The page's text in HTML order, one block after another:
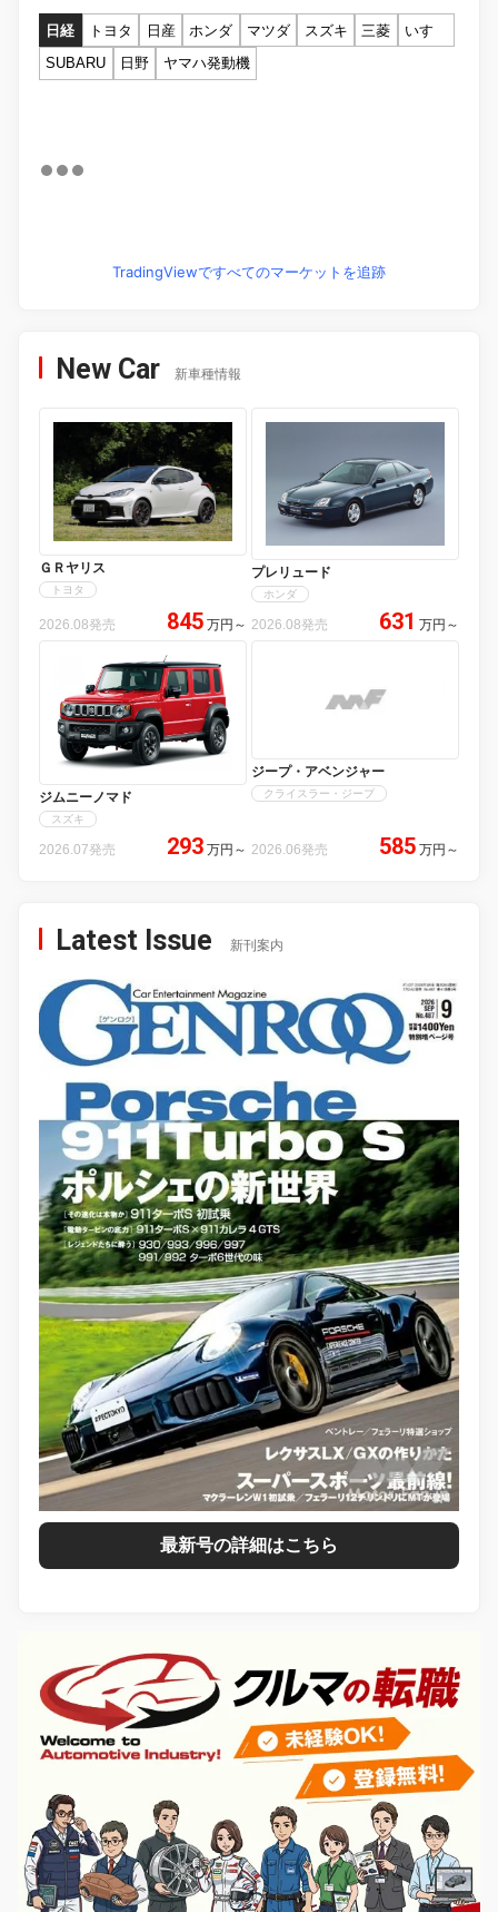
日経 トヨタ 日産 ホンダ マツダ スズキ 三菱
いすゞ
SUBARU
日野 ヤマハ発動機
TradingViewですべてのマーケットを追跡
New Car 新車種情報
ＧＲヤリス
トヨタ
2026.08発売 845 万円 ～
プレリュード
ホンダ
2026.08発売 631 万円 ～
ジムニーノマド
スズキ
2026.07発売 293 万円 ～
ジープ・アベンジャー
クライスラー・ジープ
2026.06発売 585 万円 ～
Latest Issue 新刊案内
最新号の詳細はこちら